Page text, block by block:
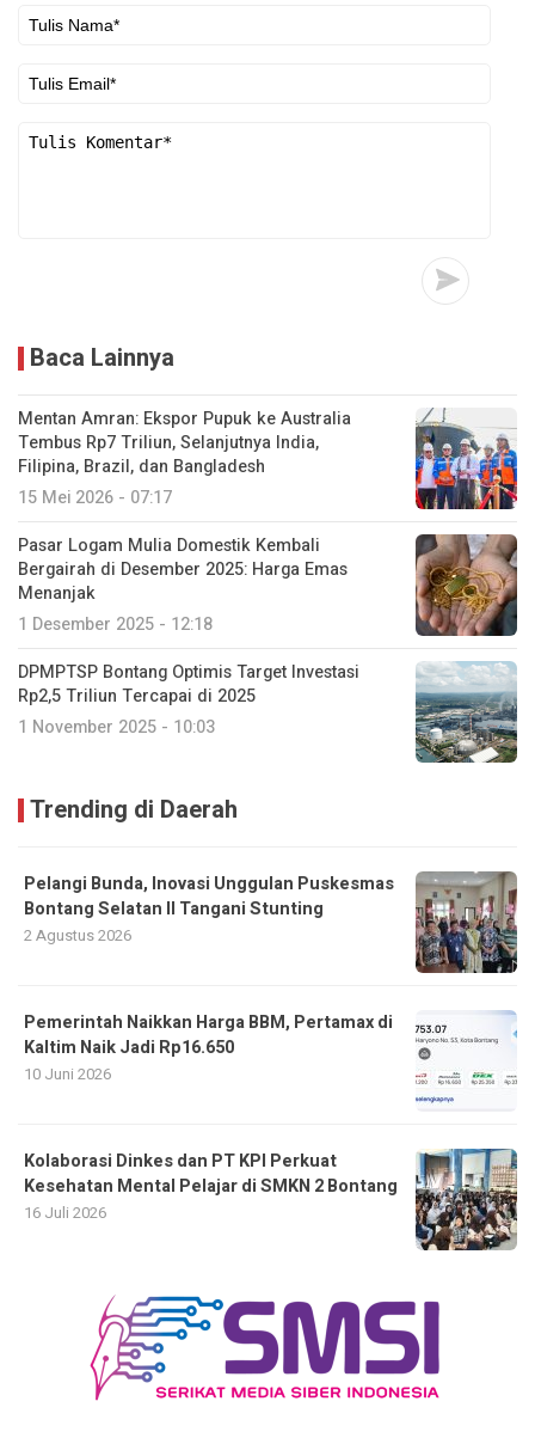
Baca Lainnya
Mentan Amran: Ekspor Pupuk ke Australia
Tembus Rp7 Triliun, Selanjutnya India,
Filipina, Brazil, dan Bangladesh
15 Mei 2026 - 07:17
Pasar Logam Mulia Domestik Kembali
Bergairah di Desember 2025: Harga Emas
Menanjak
1 Desember 2025 - 12:18
DPMPTSP Bontang Optimis Target Investasi
Rp2,5 Triliun Tercapai di 2025
1 November 2025 - 10:03
Trending di Daerah
Pelangi Bunda, Inovasi Unggulan Puskesmas
Bontang Selatan II Tangani Stunting
2 Agustus 2026
Pemerintah Naikkan Harga BBM, Pertamax di
Kaltim Naik Jadi Rp16.650
10 Juni 2026
Kolaborasi Dinkes dan PT KPI Perkuat
Kesehatan Mental Pelajar di SMKN 2 Bontang
16 Juli 2026